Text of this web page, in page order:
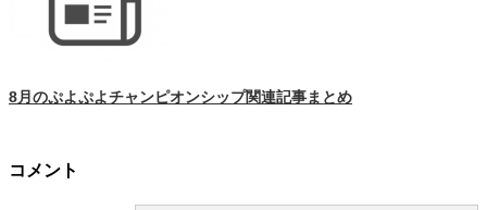
8月のぷよぷよチャンピオンシップ関連記事まとめ
コメント